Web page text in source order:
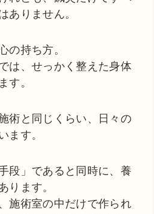
ありません。
の持ち方。
は、せっかく整えた身体
す。
術と同じくらい、日々の
ます。
段」であると同時に、養
ります。
施術室の中だけで作られ